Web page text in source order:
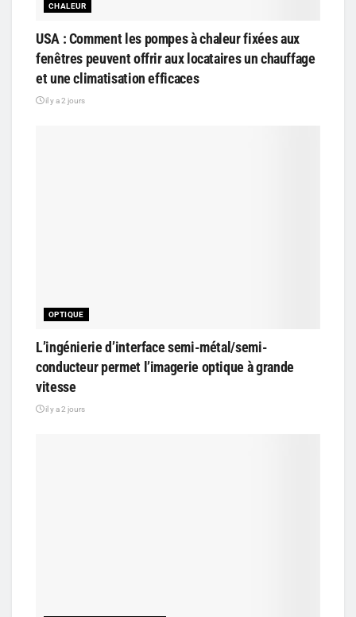
CHALEUR
USA : Comment les pompes à chaleur fixées aux
fenêtres peuvent offrir aux locataires un chauffage
et une climatisation efficaces
il y a 2 jours
OPTIQUE
L’ingénierie d’interface semi-métal/semi-
conducteur permet l’imagerie optique à grande
vitesse
il y a 2 jours